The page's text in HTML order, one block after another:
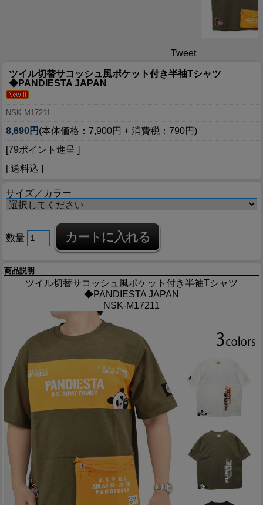
Tweet
ツイル切替サコッシュ風ポケット付き半袖Tシャツ
◆PANDIESTA JAPAN
NSK-M17211
8,690円 (本体価格：7,900円 + 消費税：790円)
[79ポイント進呈 ]
[ 送料込 ]
サイズ／カラー
数量
商品説明
ツイル切替サコッシュ風ポケット付き半袖Tシャツ
◆PANDIESTA JAPAN
NSK-M17211